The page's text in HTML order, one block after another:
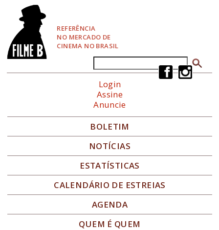
REFERÊNCIA
NO MERCADO DE
CINEMA NO BRASIL
Formulário de busca
Login
Assine
Anuncie
BOLETIM
NOTÍCIAS
ESTATÍSTICAS
CALENDÁRIO DE ESTREIAS
AGENDA
QUEM É QUEM